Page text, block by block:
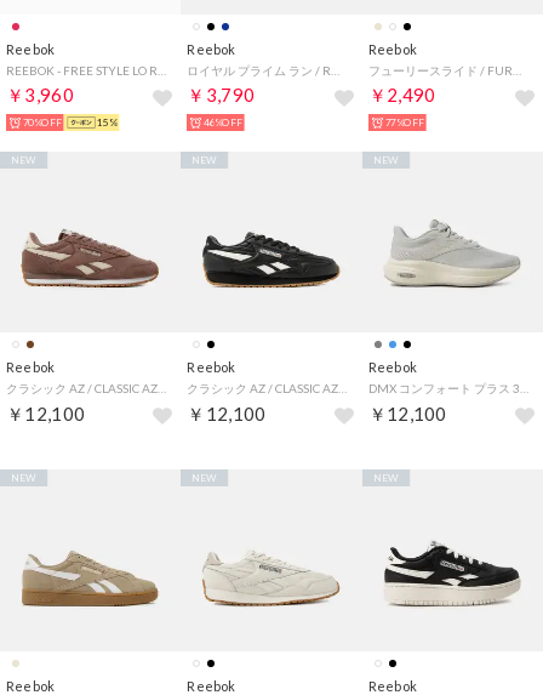
Reebok
￥3,960
70%OFF 15%
Reebok
￥3,790
46%OFF
Reebok
￥2,490
77%OFF
Reebok
￥12,100
NEW
Reebok
￥12,100
NEW
Reebok
￥12,100
NEW
Reebok
NEW
Reebok
NEW
Reebok
NEW